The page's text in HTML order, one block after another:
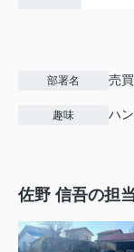
部署名 売
趣味 ハ
佐野 信吾の担